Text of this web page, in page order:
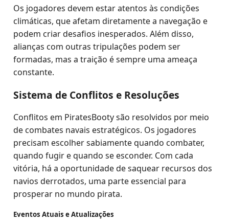
Os jogadores devem estar atentos às condições
climáticas, que afetam diretamente a navegação e
podem criar desafios inesperados. Além disso,
alianças com outras tripulações podem ser
formadas, mas a traição é sempre uma ameaça
constante.
Sistema de Conflitos e Resoluções
Conflitos em PiratesBooty são resolvidos por meio
de combates navais estratégicos. Os jogadores
precisam escolher sabiamente quando combater,
quando fugir e quando se esconder. Com cada
vitória, há a oportunidade de saquear recursos dos
navios derrotados, uma parte essencial para
prosperar no mundo pirata.
Eventos Atuais e Atualizações